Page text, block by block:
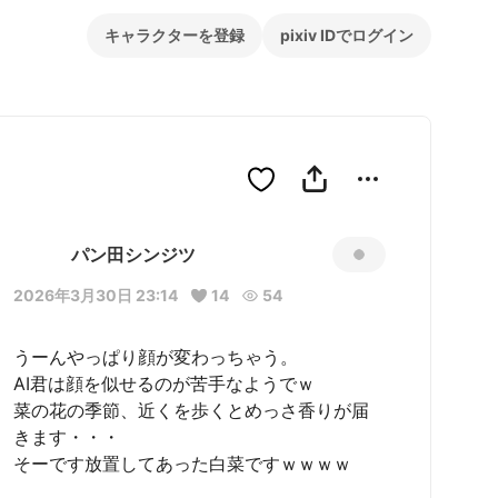
キャラクターを登録 pixiv IDでログイン
パン田シンジツ
2026年3月30日 23:14 14 54
うーんやっぱり顔が変わっちゃう。
AI君は顔を似せるのが苦手なようでｗ
菜の花の季節、近くを歩くとめっさ香りが届
きます・・・
そーです放置してあった白菜ですｗｗｗｗ